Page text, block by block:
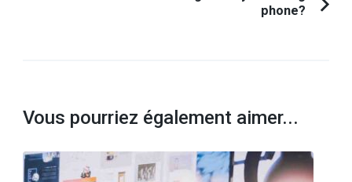
phone?
Vous pourriez également aimer...